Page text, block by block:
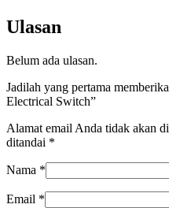
Ulasan
Belum ada ulasan.
Jadilah yang pertama
Electrical Switch”
Alamat email Anda tidak akan
ditandai *
Nama *
Email *